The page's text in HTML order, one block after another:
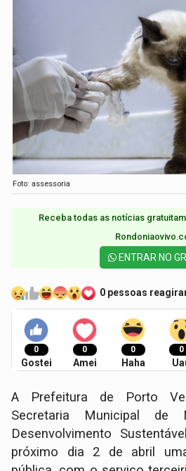
Foto: assessoria
Receba todas as notícias
ENTRAR NO
0 pessoas
0
Gostei
0
Amei
0
Haha
0
A Prefeitura de Porto
Secretaria Municipal de
Desenvolvimento
próximo dia 2 de abril